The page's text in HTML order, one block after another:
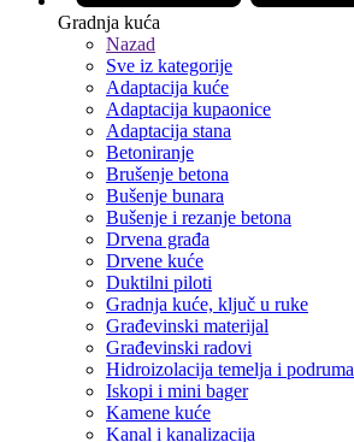
Gradnja kuća
Nazad
Sve iz kategorije
Adaptacija kuće
Adaptacija kupaonice
Adaptacija stana
Betoniranje
Brušenje betona
Bušenje bunara
Bušenje i rezanje betona
Drvena građa
Drvene kuće
Duktilni piloti
Gradnja kuće, ključ u ruke
Građevinski materijal
Građevinski radovi
Hidroizolacija temelja i podruma
Iskopi i mini bager
Kamene kuće
Kanal i kanalizacija